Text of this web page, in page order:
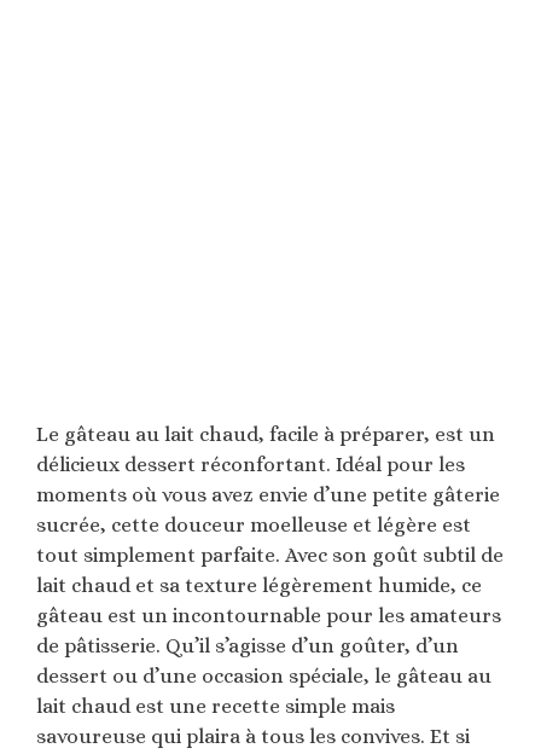
Le gâteau au lait chaud, facile à préparer, est un
délicieux dessert réconfortant. Idéal pour les
moments où vous avez envie d’une petite gâterie
sucrée, cette douceur moelleuse et légère est
tout simplement parfaite. Avec son goût subtil de
lait chaud et sa texture légèrement humide, ce
gâteau est un incontournable pour les amateurs
de pâtisserie. Qu’il s’agisse d’un goûter, d’un
dessert ou d’une occasion spéciale, le gâteau au
lait chaud est une recette simple mais
savoureuse qui plaira à tous les convives. Et si